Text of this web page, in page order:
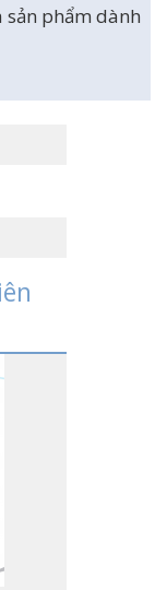
sản phẩm dành